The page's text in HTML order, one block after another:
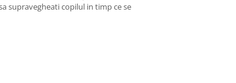
supravegheati copilul in timp ce se